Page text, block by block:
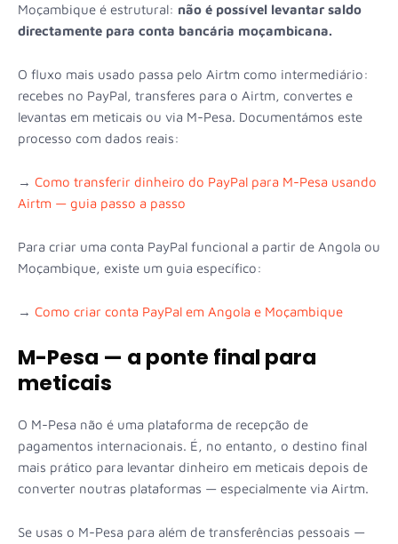
Moçambique é estrutural: não é possível levantar saldo
directamente para conta bancária moçambicana.
O fluxo mais usado passa pelo Airtm como intermediário:
recebes no PayPal, transferes para o Airtm, convertes e
levantas em meticais ou via M-Pesa. Documentámos este
processo com dados reais:
→ Como transferir dinheiro do PayPal para M-Pesa usando
Airtm — guia passo a passo
Para criar uma conta PayPal funcional a partir de Angola ou
Moçambique, existe um guia específico:
→ Como criar conta PayPal em Angola e Moçambique
M-Pesa — a ponte final para
meticais
O M-Pesa não é uma plataforma de recepção de
pagamentos internacionais. É, no entanto, o destino final
mais prático para levantar dinheiro em meticais depois de
converter noutras plataformas — especialmente via Airtm.
Se usas o M-Pesa para além de transferências pessoais —